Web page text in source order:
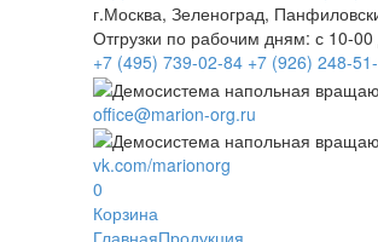
г.Москва, Зеленоград,
Отгрузки по рабочим дням: с 10-
+7 (495) 739-02-84 +7 (926) 248-
office@marion-org.ru
vk.com/marionorg
0
Корзина
ГлавнаяПродукция